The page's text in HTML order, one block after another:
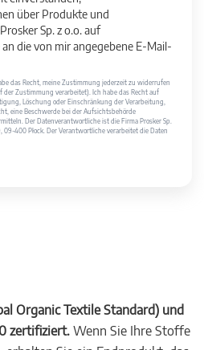
über Produkte und
Sp. z o.o. auf
die von mir angegebene E-Mail-
das Recht, meine Zustimmung jederzeit zu widerrufen
Zustimmung verarbeitet). Ich habe das Recht auf
Löschung oder Einschränkung der Verarbeitung,
eine Beschwerde bei der Aufsichtsbehörde
Der Datenverantwortliche ist die Firma Prosker Sp.
09-400 Płock. Der Verantwortliche verarbeitet die Daten
Organic Textile Standard) und
zertifiziert. Wenn Sie Ihre Stoffe